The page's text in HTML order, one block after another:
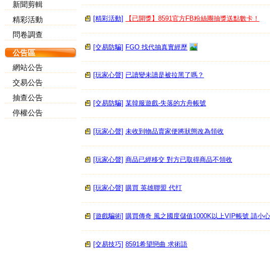
新聞剪輯
精彩活動
問卷調查
公告區
網站公告
交易公告
抽查公告
停權公告
[精彩活動] 【已開獎】8591官方FB粉絲團抽獎送點數卡！
[交易防騙] FGO 找代抽真實經歷
[玩家心聲] 已讀變未讀是被拉黑了嗎？
[交易防騙] 某韓服遊戲-失落的方舟帳號
[玩家心聲] 未收到物品賣家便將狀態改為領收
[玩家心聲] 商品已經移交 對方已取得商品不領收
[玩家心聲] 購買 英雄聯盟 代打
[遊戲騙術] 購買傳奇 風之國度儲值1000K以上VIP帳號 請小
[交易技巧] 8591希望戀曲 求術語